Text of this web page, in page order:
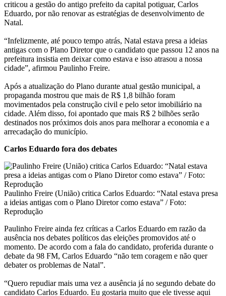
criticou a gestão do antigo prefeito da capital potiguar, Carlos
Eduardo, por não renovar as estratégias de desenvolvimento de
Natal.
“Infelizmente, até pouco tempo atrás, Natal estava presa a ideias
antigas com o Plano Diretor que o candidato que passou 12 anos na
prefeitura insistia em deixar como estava e isso atrasou a nossa
cidade”, afirmou Paulinho Freire.
Após a atualização do Plano durante atual gestão municipal, a
propaganda mostrou que mais de R$ 1,8 bilhão foram
movimentados pela construção civil e pelo setor imobiliário na
cidade. Além disso, foi apontado que mais R$ 2 bilhões serão
destinados nos próximos dois anos para melhorar a economia e a
arrecadação do município.
Carlos Eduardo fora dos debates
Paulinho Freire (União) critica Carlos Eduardo: “Natal estava presa
a ideias antigas com o Plano Diretor como estava” / Foto:
Reprodução
Paulinho Freire ainda fez críticas a Carlos Eduardo em razão da
ausência nos debates políticos das eleições promovidos até o
momento. De acordo com a fala do candidato, proferida durante o
debate da 98 FM, Carlos Eduardo “não tem coragem e não quer
debater os problemas de Natal”.
“Quero repudiar mais uma vez a ausência já no segundo debate do
candidato Carlos Eduardo. Eu gostaria muito que ele tivesse aqui